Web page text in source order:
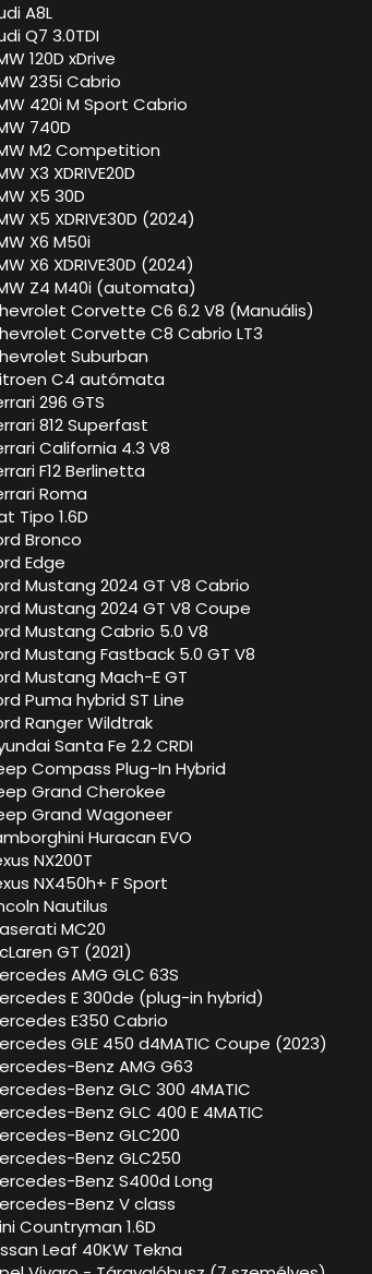
A8L
Q7 3.0TDI
120D xDrive
235i Cabrio
420i M Sport Cabrio
740D
M2 Competition
X3 XDRIVE20D
X5 30D
X5 XDRIVE30D (2024)
X6 M50i
X6 XDRIVE30D (2024)
Z4 M40i (automata)
Corvette C6 6.2 V8 (Manuális)
Corvette C8 Cabrio LT3
Suburban
C4 autómata
296 GTS
812 Superfast
California 4.3 V8
F12 Berlinetta
Roma
Tipo 1.6D
Bronco
Edge
Mustang 2024 GT V8 Cabrio
Mustang 2024 GT V8 Coupe
Mustang Cabrio 5.0 V8
Mustang Fastback 5.0 GT V8
Mustang Mach-E GT
Puma hybrid ST Line
Ranger Wildtrak
Santa Fe 2.2 CRDI
Compass Plug-In Hybrid
Grand Cherokee
Grand Wagoneer
Huracan EVO
NX200T
NX450h+ F Sport
Nautilus
MC20
GT (2021)
AMG GLC 63S
E 300de (plug-in hybrid)
E350 Cabrio
GLE 450 d4MATIC Coupe (2023)
Benz AMG G63
Benz GLC 300 4MATIC
Benz GLC 400 E 4MATIC
Benz GLC200
Benz GLC250
Benz S400d Long
Benz V class
Countryman 1.6D
Leaf 40KW Tekna